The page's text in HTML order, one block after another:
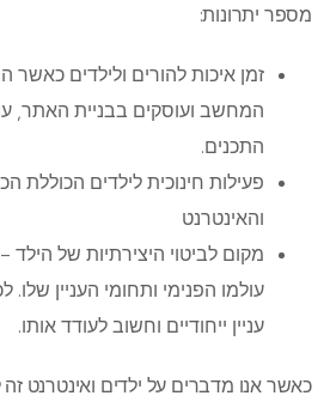
מספר יתרונות:
זמן איכות להורים ולילדים כאשר
המחשב ועוסקים בבניית האתר,
התכנים.
פעילות חינוכית לילדים
והאינטרנט
מקום לביטוי היצירתיות של
עולמו הפנימי ותחומי העניין שלו.
עניין ייחודיים וחשוב לעודד אותו.
כאשר אנו מדברים על ילדים ואינטרנט